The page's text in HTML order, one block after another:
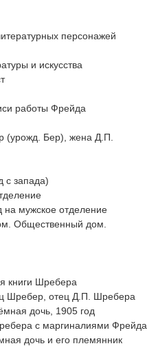
персонажей
и искусства
работы Фрейда
(урожд. Бер), жена Д.П.
с запада)
мужское отделение
Общественный дом.
книги Шребера
Шребер, отец Д.П. Шребера
дочь, 1905 год
с маргиналиями Фрейда
дочь и его племянник